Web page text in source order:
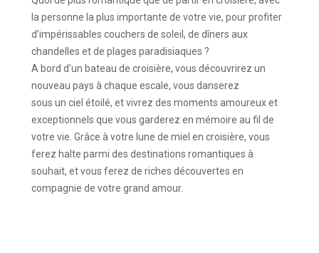
la personne la plus importante de votre vie, pour profiter
d’impérissables couchers de soleil, de dîners aux
chandelles et de plages paradisiaques ?
A bord d’un bateau de croisière, vous découvrirez un
nouveau pays à chaque escale, vous danserez
sous un ciel étoilé, et vivrez des moments amoureux et
exceptionnels que vous garderez en mémoire au fil de
votre vie. Grâce à votre lune de miel en croisière, vous
ferez halte parmi des destinations romantiques à
souhait, et vous ferez de riches découvertes en
compagnie de votre grand amour.